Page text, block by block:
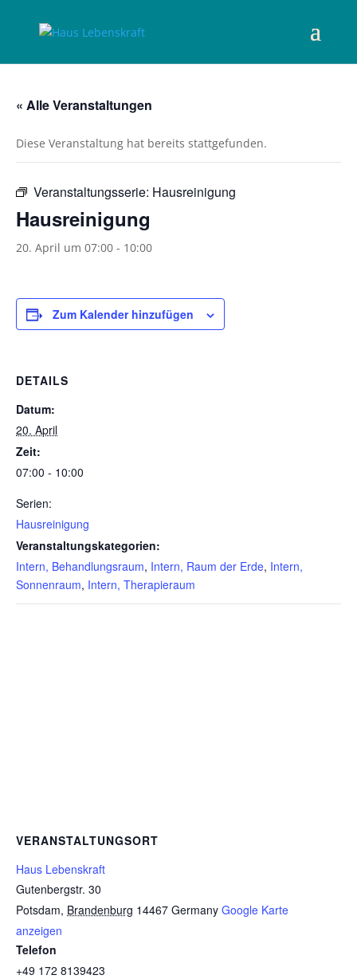
« Alle Veranstaltungen
Diese Veranstaltung hat bereits stattgefunden.
Veranstaltungsserie: Hausreinigung
Hausreinigung
20. April um 07:00 - 10:00
Zum Kalender hinzufügen
DETAILS
Datum:
20. April
Zeit:
07:00 - 10:00
Serien:
Hausreinigung
Veranstaltungskategorien:
Intern, Behandlungsraum, Intern, Raum der Erde, Intern,
Sonnenraum, Intern, Therapieraum
VERANSTALTUNGSORT
Haus Lebenskraft
Gutenbergstr. 30
Potsdam, Brandenburg 14467 Germany Google Karte
anzeigen
Telefon
+49 172 8139423